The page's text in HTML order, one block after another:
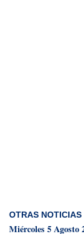
OTRAS NOTICIAS
Miércoles 5 Agosto